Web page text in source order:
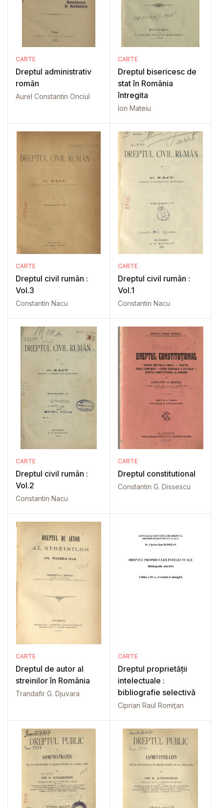
CARTE
Dreptul administrativ
român
Aurel Constantin Onciul
CARTE
Dreptul bisericesc de
stat în România
întregita
Ion Mateiu
CARTE
Dreptul civil rumân :
Vol.3
Constantin Nacu
CARTE
Dreptul civil rumân :
Vol.1
Constantin Nacu
CARTE
Dreptul civil rumân :
Vol.2
Constantin Nacu
CARTE
Dreptul constitutional
Constantin G. Dissescu
CARTE
Dreptul de autor al
streinilor în România
Trandafir G. Djuvara
CARTE
Dreptul proprietății
intelectuale :
bibliografie selectivă
Ciprian Raul Romiţan